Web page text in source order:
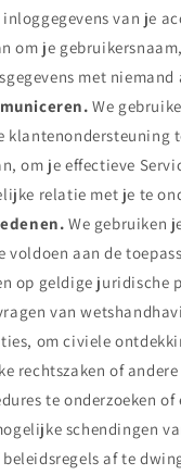
van je
om je
met niemand
We
klantenondersteuning
om je effectieve
relatie met je te
We gebruiken
voldoen aan de
op geldige juridische
van
om civiele
rechtszaken of
te onderzoeken of
schendingen
af te